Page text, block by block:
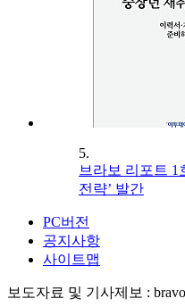
5.
브라보 리포트 1
전략’ 발간
PC버전
공지사항
사이트맵
보도자료 및 기사제보 :